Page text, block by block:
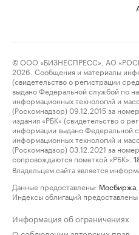
© ООО «БИЗНЕСПРЕСС», АО
2026. Сообщения и материалы
(свидетельство о регистрации
выдано Федеральной службой по
информационных технологий и
(Роскомнадзор) 09.12.2015 за
издания «РБК» (свидетельство о
информации выдано Федеральной
информационных технологий и
(Роскомнадзор) 03.12.2021 за
сопровождаются пометкой «РБК».
Владельцем сайта является
Данные предоставлены: Мосбиржа
Индексы облигаций
Информация об ограничениях